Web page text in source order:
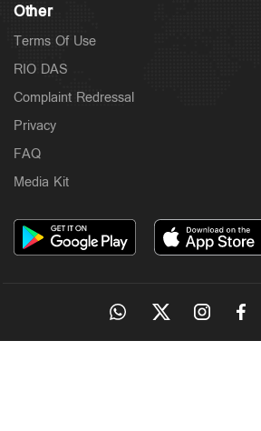
Other
Terms Of Use
RIO DAS
Complaint Redressal
Privacy
FAQ
Media Kit